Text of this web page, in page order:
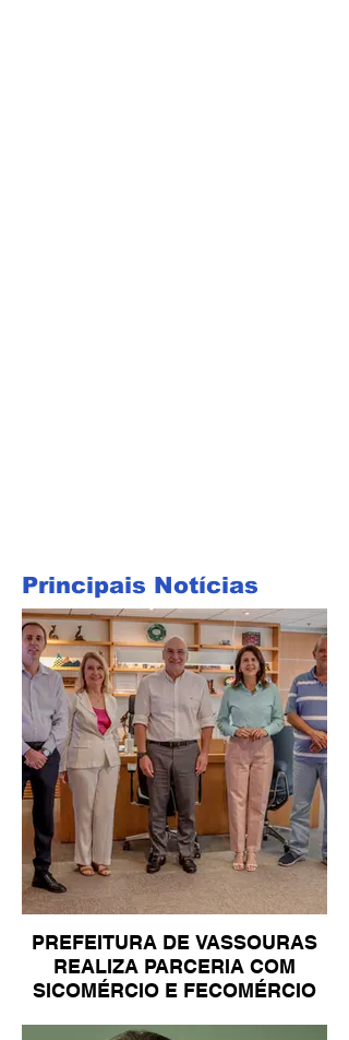
Principais Notícias
PREFEITURA DE VASSOURAS
REALIZA PARCERIA COM
SICOMÉRCIO E FECOMÉRCIO